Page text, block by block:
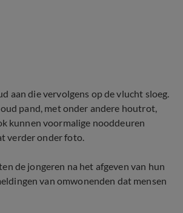
aan die vervolgens op de vlucht sloeg.
pand, met onder andere houtrot,
kunnen voormalige nooddeuren
verder onder foto.
de jongeren na het afgeven van hun
van omwonenden dat mensen